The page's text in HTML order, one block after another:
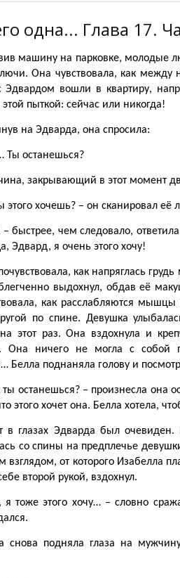
одна... Глава 17.
машину на парковке, молодые
Она чувствовала, как между
Эдвардом вошли в квартиру,
этой пыткой: сейчас или никогда!
на Эдварда, она спросила:
Ты останешься?
закрывающий в этот момент
этого хочешь? – он сканировал
быстрее, чем следовало,
Эдвард, я очень этого хочу!
как напряглась
выдохнул, обдав её
как расслабляются
по спине. Девушка
этот раз. Она вздохнула и
Она ничего не могла с собой
Белла поднаняла голову и
ты останешься? – произнесла она
этого хочет она. Белла хотела,
в глазах Эдварда был
со спины на предплечье
взглядом, от которого Изабелла
второй рукой, вздохнул.
я тоже этого хочу… – словно
снова подняла глаза на